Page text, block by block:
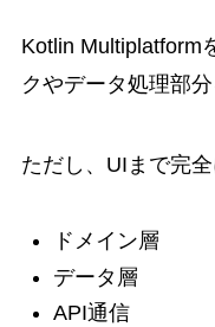
Kotlin Multiplatform
クやデータ処理部
ただし、UIまで完
ドメイン層
データ層
API通信